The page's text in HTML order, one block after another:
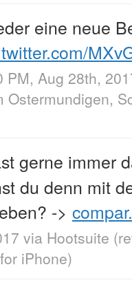
eine neue
PM, Aug 28th,
Ostermundigen,
gerne immer
du denn mit
->
via Hootsuite
iPhone)